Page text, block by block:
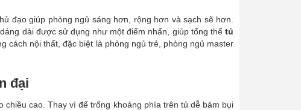
đạo giúp phòng ngủ sáng hơn, rộng hơn và sạch sẽ hơn.
dài được sử dụng như một điểm nhấn, giúp tổng thể tủ
cách nội thất, đặc biệt là phòng ngủ trẻ, phòng ngủ master
đại
cao. Thay vì để trống khoảng phía trên tủ dễ bám bụi